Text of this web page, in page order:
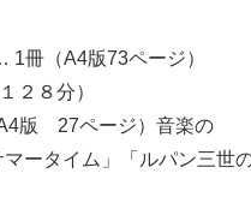
1冊（A4版73ページ）
２８分）
版 27ページ）音楽の
ータイム」「ルパン三世